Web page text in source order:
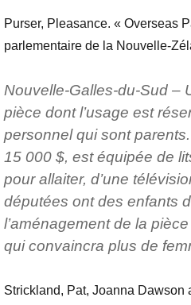
Purser, Pleasance. « Overseas
parlementaire de la Nouvelle-
Nouvelle-Galles-du-Sud –
pièce dont l’usage est
personnel qui sont
15 000 $, est équipée de
pour allaiter, d’une
députées ont des enfants
l’aménagement de la
qui convaincra plus de
Strickland, Pat, Joanna Dawson